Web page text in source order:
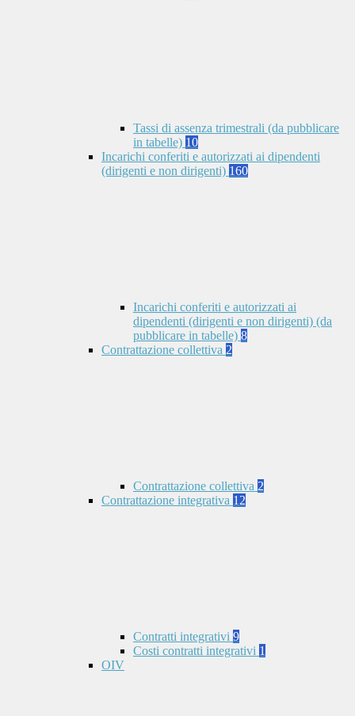
Tassi di assenza trimestrali (da pubblicare
in tabelle) 10
Incarichi conferiti e autorizzati ai dipendenti
(dirigenti e non dirigenti) 160
Incarichi conferiti e autorizzati ai
dipendenti (dirigenti e non dirigenti) (da
pubblicare in tabelle) 8
Contrattazione collettiva 2
Contrattazione collettiva 2
Contrattazione integrativa 12
Contratti integrativi 9
Costi contratti integrativi 1
OIV